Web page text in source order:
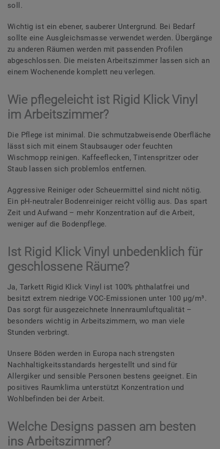
soll.
Wichtig ist ein ebener, sauberer Untergrund. Bei Bedarf
sollte eine Ausgleichsmasse verwendet werden. Übergänge
zu anderen Räumen werden mit passenden Profilen
abgeschlossen. Die meisten Arbeitszimmer lassen sich an
einem Wochenende komplett neu verlegen.
Wie pflegeleicht ist Rigid Klick Vinyl
im Arbeitszimmer?
Die Pflege ist minimal. Die schmutzabweisende Oberfläche
lässt sich mit einem Staubsauger oder feuchten
Wischmopp reinigen. Kaffeeflecken, Tintenspritzer oder
Staub lassen sich problemlos entfernen.
Aggressive Reiniger oder Scheuermittel sind nicht nötig.
Ein pH-neutraler Bodenreiniger reicht völlig aus. Das spart
Zeit und Aufwand – mehr Konzentration auf die Arbeit,
weniger auf die Bodenpflege.
Ist Rigid Klick Vinyl unbedenklich für
geschlossene Räume?
Ja, Tarkett Rigid Klick Vinyl ist 100% phthalatfrei und
besitzt extrem niedrige VOC-Emissionen unter 100 µg/m³.
Das sorgt für ausgezeichnete Innenraumluftqualität –
besonders wichtig in Arbeitszimmern, wo man viele
Stunden verbringt.
Unsere Böden werden in Europa nach strengsten
Nachhaltigkeitsstandards hergestellt und sind für
Allergiker und sensible Personen bestens geeignet. Ein
positives Raumklima unterstützt Konzentration und
Wohlbefinden bei der Arbeit.
Welche Designs passen am besten
ins Arbeitszimmer?